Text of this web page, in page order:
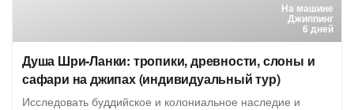
На машине
Джиппинг
6 дней
Душа Шри-Ланки: тропики, древности, слоны и
сафари на джипах (индивидуальный тур)
Исследовать буддийское и колониальное наследие и